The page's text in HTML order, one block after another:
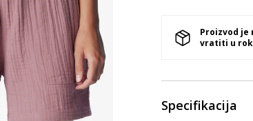
Proizvod je
vratiti u
Specifikacija